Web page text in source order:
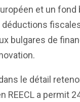
et un fond
déductions
bulgares de
le détail
REECL a permit